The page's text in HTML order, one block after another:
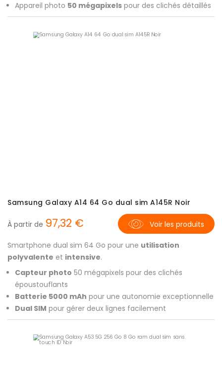
Appareil photo 50 mégapixels pour des clichés détaillés
Samsung Galaxy A14 64 Go dual sim A145R Noir
Smartphone dual sim 64 Go pour une utilisation
polyvalente et intensive.
À partir de 97,32 € Voir les produits
Capteur photo 50 mégapixels pour des clichés
époustouflants
Batterie 5000 mAh pour une autonomie exceptionnelle
Dual SIM pour gérer deux lignes facilement